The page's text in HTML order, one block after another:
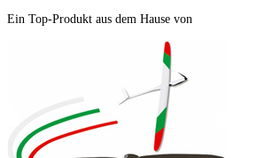
Ein Top-Produkt aus dem Hause von